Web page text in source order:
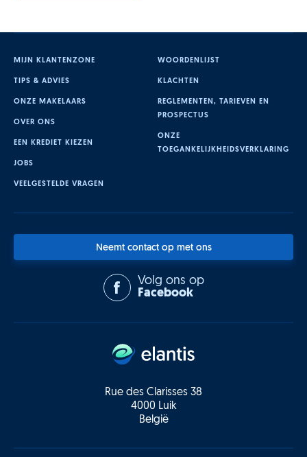
Rue des Clarisses 38
4000 Luik
België
MIJN KLANTENZONE
TIPS & ADVIES
ONZE MAKELAARS
OVER ONS
EEN KREDIET KIEZEN
JOBS
VEELGESTELDE VRAGEN
WOORDENLIJST
KLACHTEN
REGLEMENTEN, TARIEVEN EN
PROSPECTUS
ONZE
TOEGANKELIJKHEIDSVERKLARING
Neemt contact op met ons
Volg ons op
Facebook